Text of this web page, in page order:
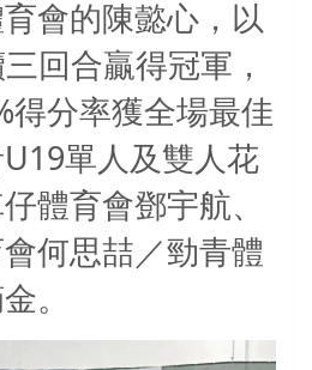
會的陳懿心，以
回合贏得冠軍，
得分率獲全場最佳
U19單人及雙人花
體育會鄧宇航、
何思喆／勁青體
。